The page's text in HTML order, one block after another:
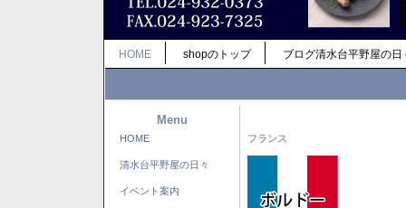
HOME shopのトップ ブログ清水台平野屋の日
Menu
HOME
清水台平野屋の日々
イベント案内
フランス